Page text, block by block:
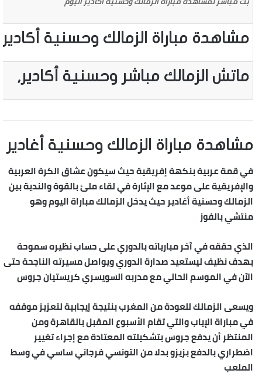
مشاهدة مباراة الزمالك وحسنية أكادير
ماتش الزمالك مباشر وحسنية أكادير,
مشاهدة مباراة الزمالك وحسنية أغادير
في قمة عربية بنكهة إفريقية حيث سيكون عشاق الكرة العربية
والإفريقية على موعد مع الإثارة في لقاء ملئ بالقوة والندية بين
الزمالك وحسنية أغادير حيث يدخل الزمالك مباراة اليوم وهو
منتشي بالفوز
الذي حققه في آخر مبارياته بالدوري على حساب نظيره سموحة
بهدف نظيف ليستعيد صدارة الدوري ويواصل مسيرته الناجحة حتى
الآن في الموسم الحالي مع مدربه السويسري كريستيان جروس
ويسعى الزمالك للعودة من المغرب بنتيجة إيجابية لتعزيز موقفه
في مباراة الإياب والتي تقام الأسبوع المقبل بالقاهرة ومن
المنتظر أن يدفع جروس بتشكيلته المعتادة مع إجراء تغيير
اضطراري بالدفع بزيزو بدلا من التونسي فرجاني ساسي في وسط
الملعب